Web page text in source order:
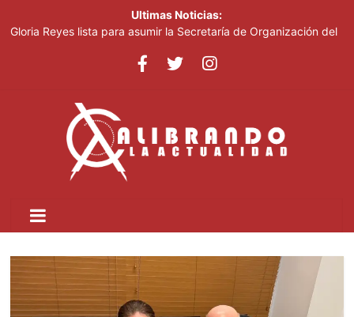
Ultimas Noticias:
Gloria Reyes lista para asumir la Secretaría de Organización del
Efemérides Patrias y el Instituto Duartiano en reunión solemne
Agente de la DIGESETT identifica a mujer reportada como
desaparecida tras encontrarla desorientada
Banreservas obtiene siete galardones en los Effie Awards
República Dominicana 2026